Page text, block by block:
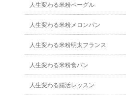
人生変わる米粉ベーグル
人生変わる米粉メロンパン
人生変わる米粉明太フランス
人生変わる米粉食パン
人生変わる腸活レッスン